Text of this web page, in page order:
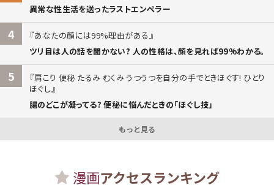
異常な性生活を送ったラストエンペラー
4
あなたの顔には99%理由がある
ツリ目は人の話を聞かない? 人の性格は、顔を見れば99%わかる。
5
肩こり 便秘 たるみ むくみ うつうつを自分の手でときほぐす! ひとり
ほぐし
腸のどこが凝ってる? 便秘に悩んだときの「ほぐし技」
もっと見る
漫画アクセスランキング